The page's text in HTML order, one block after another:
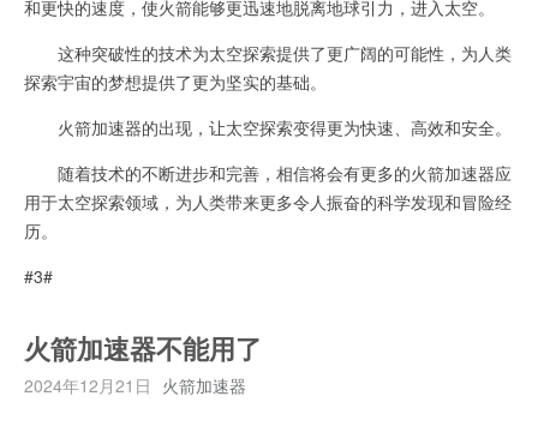
和更快的速度，使火箭能够更迅速地脱离地球引力，进入太空。
这种突破性的技术为太空探索提供了更广阔的可能性，为人类
探索宇宙的梦想提供了更为坚实的基础。
火箭加速器的出现，让太空探索变得更为快速、高效和安全。
随着技术的不断进步和完善，相信将会有更多的火箭加速器应
用于太空探索领域，为人类带来更多令人振奋的科学发现和冒险经
历。
#3#
火箭加速器不能用了
2024年12月21日 火箭加速器